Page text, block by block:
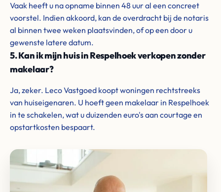
Vaak heeft u na opname binnen 48 uur al een concreet
voorstel. Indien akkoord, kan de overdracht bij de notaris
al binnen twee weken plaatsvinden, of op een door u
gewenste latere datum.
5. Kan ik mijn huis in Respelhoek verkopen zonder
makelaar?
Ja, zeker. Leco Vastgoed koopt woningen rechtstreeks
van huiseigenaren. U hoeft geen makelaar in Respelhoek
in te schakelen, wat u duizenden euro's aan courtage en
opstartkosten bespaart.